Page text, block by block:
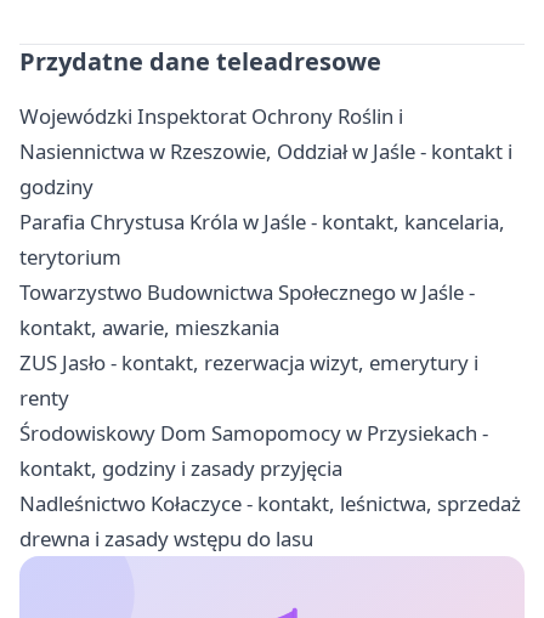
Przydatne dane teleadresowe
Wojewódzki Inspektorat Ochrony Roślin i
Nasiennictwa w Rzeszowie, Oddział w Jaśle - kontakt i
godziny
Parafia Chrystusa Króla w Jaśle - kontakt, kancelaria,
terytorium
Towarzystwo Budownictwa Społecznego w Jaśle -
kontakt, awarie, mieszkania
ZUS Jasło - kontakt, rezerwacja wizyt, emerytury i
renty
Środowiskowy Dom Samopomocy w Przysiekach -
kontakt, godziny i zasady przyjęcia
Nadleśnictwo Kołaczyce - kontakt, leśnictwa, sprzedaż
drewna i zasady wstępu do lasu